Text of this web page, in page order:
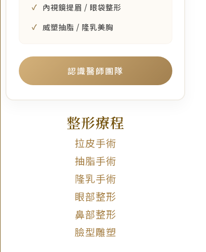
內視鏡提眉 / 眼袋整形
威塑抽脂 / 隆乳美胸
認識醫師團隊
整形療程
拉皮手術
抽脂手術
隆乳手術
眼部整形
鼻部整形
臉型雕塑